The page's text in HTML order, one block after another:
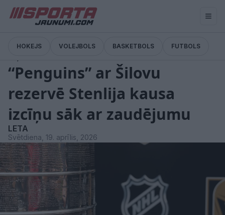
HOKEJS VOLEJBOLS BASKETBOLS FUTBOLS
“Penguins” ar Šilovu
rezervē Stenlija kausa
izcīņu sāk ar zaudējumu
LETA
Svētdiena, 19. aprīlis, 2026